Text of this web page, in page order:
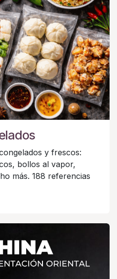
y frescos:
bollos al vapor,
más. 188 referencias